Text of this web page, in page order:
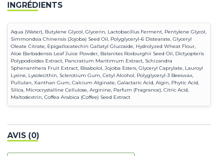
INGRÉDIENTS
Aqua (Water), Butylene Glycol, Glycerin, Lactobacillus Ferment, Pentylene Glycol,
Simmondsia Chinensis (Jojoba) Seed Oil, Polyglyceryl-6 Distearate, Glyceryl
Oleate Citrate, Epigallocatechin Gallatyl Glucoside, Hydrolyzed Wheat Flour,
Aloe Barbadensis Leaf Juice Powder, Balanites Roxburghii Seed Oil, Dictyopteris
Polypodioides Extract, Pancratium Maritimum Extract, Schizandra
Sphenanthera Fruit Extract, Bisabolol, Jojoba Esters, Glyceryl Caprylate, Lauroyl
Lysine, Lysolecithin, Sclerotium Gum, Cetyl Alcohol, Polyglyceryl-3 Beeswax,
Pullulan, Xanthan Gum, Calcium Alginate, Galactaric Acid, Algin, Phytic Acid,
Silica, Microcrystalline Cellulose, Arginine, Parfum (Fragrance), Citric Acid,
Maltodextrin, Coffea Arabica (Coffee) Seed Extract
AVIS (0)